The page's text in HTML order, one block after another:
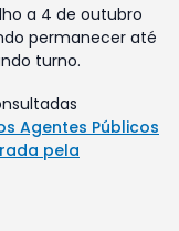
a 4 de outubro
permanecer até
turno.
Agentes Públicos
pela